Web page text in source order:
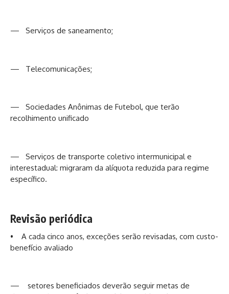
— Serviços de saneamento;
— Telecomunicações;
— Sociedades Anônimas de Futebol, que terão
recolhimento unificado
— Serviços de transporte coletivo intermunicipal e
interestadual: migraram da alíquota reduzida para regime
específico.
Revisão periódica
• A cada cinco anos, exceções serão revisadas, com custo-
benefício avaliado
— setores beneficiados deverão seguir metas de